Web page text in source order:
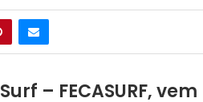
– FECASURF, vem